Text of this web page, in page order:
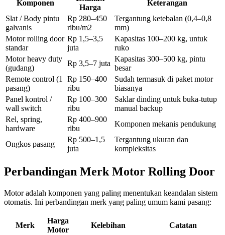
Komponen
Harga
Keterangan
Slat / Body pintu
galvanis
Rp 280–450
ribu/m2
Tergantung ketebalan (0,4–0,8
mm)
Motor rolling door
standar
Rp 1,5–3,5
juta
Kapasitas 100–200 kg, untuk
ruko
Motor heavy duty
(gudang)
Rp 3,5–7 juta
Kapasitas 300–500 kg, pintu
besar
Remote control (1
pasang)
Rp 150–400
ribu
Sudah termasuk di paket motor
biasanya
Panel kontrol /
wall switch
Rp 100–300
ribu
Saklar dinding untuk buka-tutup
manual backup
Rel, spring,
hardware
Rp 400–900
ribu
Komponen mekanis pendukung
Ongkos pasang
Rp 500–1,5
juta
Tergantung ukuran dan
kompleksitas
Perbandingan Merk Motor Rolling Door
Motor adalah komponen yang paling menentukan keandalan sistem
otomatis. Ini perbandingan merk yang paling umum kami pasang:
Merk
Harga
Motor
Kelebihan Catatan